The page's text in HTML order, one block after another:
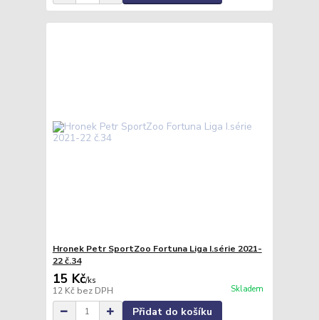
Hronek Petr SportZoo Fortuna Liga I.série 2021-
22 č.34
15 Kč/ks
12 Kč bez DPH Skladem
Přidat do košíku